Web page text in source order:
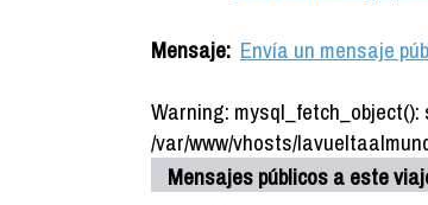
Mensaje: Envía un mensaje
Warning:
/var/www/vhosts/
Mensajes públicos a este